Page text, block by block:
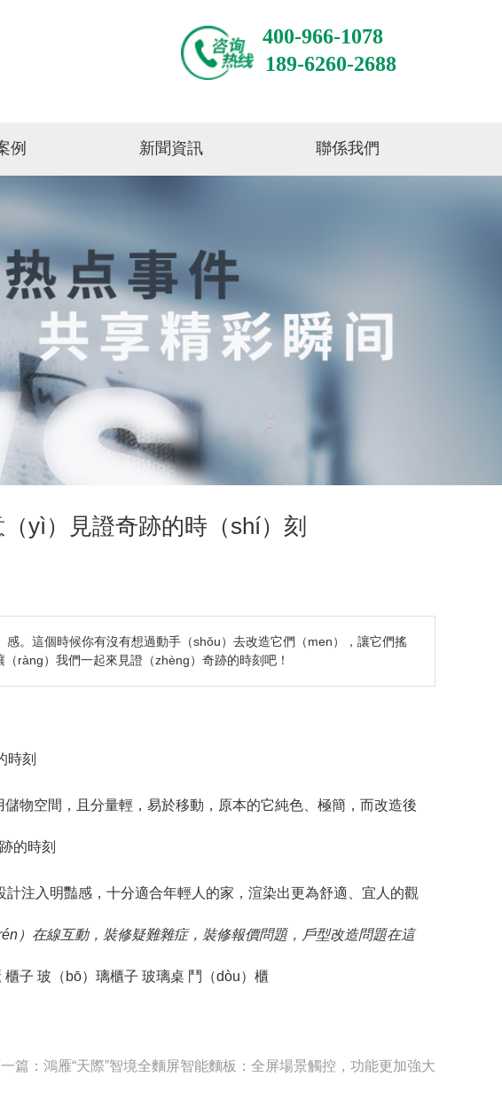
400-966-1078
189-6260-2688
例 新聞資訊 聯係我們
yì）見證奇跡的時（shí）刻
。這個時候你有沒有想過動手（shǒu）去改造它們（men），讓它們搖
ràng）我們一起來見證（zhèng）奇跡的時刻吧！
時刻
物空間，且分量輕，易於移動，原本的它純色、極簡，而改造後
的時刻
注入明豔感，十分適合年輕人的家，渲染出更為舒適、宜人的觀
）在線互動，裝修疑難雜症，裝修報價問題，戶型改造問題在這
子 玻（bō）璃櫃子 玻璃桌 鬥（dòu）櫃
篇：鴻雁“天際”智境全麵屏智能麵板：全屏場景觸控，功能更加強大